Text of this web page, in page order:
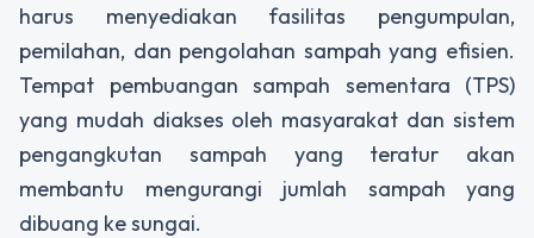
harus menyediakan fasilitas pengumpulan,
pemilahan, dan pengolahan sampah yang efisien.
Tempat pembuangan sampah sementara (TPS)
yang mudah diakses oleh masyarakat dan sistem
pengangkutan sampah yang teratur akan
membantu mengurangi jumlah sampah yang
dibuang ke sungai.